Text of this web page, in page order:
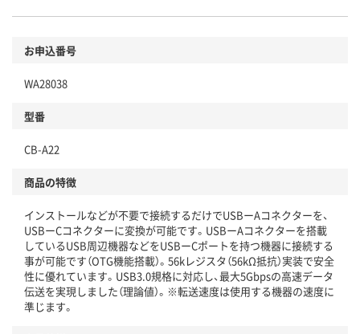
お申込番号
WA28038
型番
CB-A22
商品の特徴
インストールなどが不要で接続するだけでUSBーAコネクターを、
USBーCコネクターに変換が可能です。USBーAコネクターを搭載
しているUSB周辺機器などをUSBーCポートを持つ機器に接続する
事が可能です（OTG機能搭載）。56kレジスタ（56kΩ抵抗）実装で安全
性に優れています。USB3.0規格に対応し、最大5Gbpsの高速データ
伝送を実現しました（理論値）。※転送速度は使用する機器の速度に
準じます。